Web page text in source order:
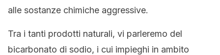
alle sostanze chimiche aggressive.
Tra i tanti prodotti naturali, vi parleremo del
bicarbonato di sodio, i cui impieghi in ambito